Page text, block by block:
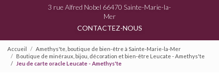
3 rue Alfred Nobel 66470 Sainte-Marie-la-
Mer
CONTACTEZ-NOUS
Accueil
Amethys'te, boutique de bien-être à Sainte-Marie-la-Mer
Boutique de minéraux, bijou, décoration et bien-être Leucate - Amethys'te
Jeu de carte oracle Leucate - Amethys'te